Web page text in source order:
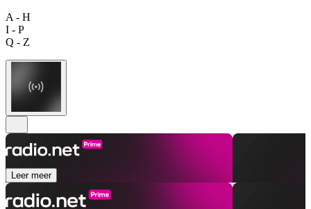
A - H
I - P
Q - Z
Leer meer